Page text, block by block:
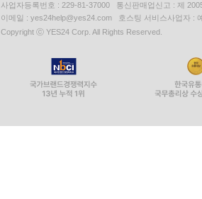
사업자등록번호 : 229-81-37000 통신판매업신고 : 제
이메일 : yes24help@yes24.com 호스팅 서비스사업자 :
Copyright ⓒ YES24 Corp. All Rights Reserved.